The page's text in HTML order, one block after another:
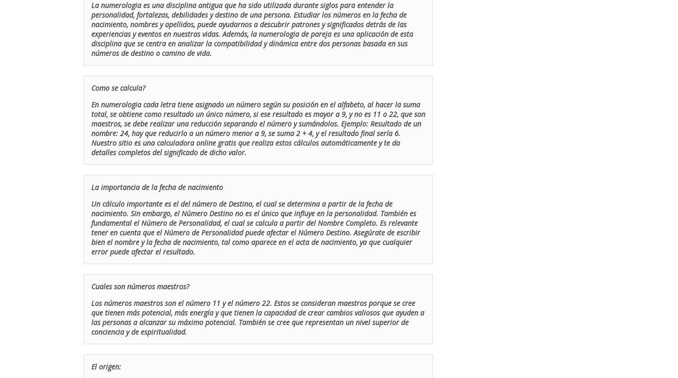
La numerologia es una disciplina antigua que ha sido utilizada durante siglos para entender la
personalidad, fortalezas, debilidades y destino de una persona. Estudiar los números en la fecha de
nacimiento, nombres y apellidos, puede ayudarnos a descubrir patrones y significados detrás de las
experiencias y eventos en nuestras vidas. Además, la numerologia de pareja es una aplicación de esta
disciplina que se centra en analizar la compatibilidad y dinámica entre dos personas basada en sus
números de destino o camino de vida.
Como se calcula?
En numerologia cada letra tiene asignado un número según su posición en el alfabeto, al hacer la suma
total, se obtiene como resultado un único número, si ese resultado es mayor a 9, y no es 11 o 22, que son
maestros, se debe realizar una reducción separando el número y sumándolos. Ejemplo: Resultado de un
nombre: 24, hay que reducirlo a un número menor a 9, se suma 2 + 4, y el resultado final sería 6.
Nuestro sitio es una calculadora online gratis que realiza estos cálculos automáticamente y te da
detalles completos del significado de dicho valor.
La importancia de la fecha de nacimiento
Un cálculo importante es el del número de Destino, el cual se determina a partir de la fecha de
nacimiento. Sin embargo, el Número Destino no es el único que influye en la personalidad. También es
fundamental el Número de Personalidad, el cual se calcula a partir del Nombre Completo. Es relevante
tener en cuenta que el Número de Personalidad puede afectar el Número Destino. Asegúrate de escribir
bien el nombre y la fecha de nacimiento, tal como aparece en el acta de nacimiento, ya que cualquier
error puede afectar el resultado.
Cuales son números maestros?
Los números maestros son el número 11 y el número 22. Estos se consideran maestros porque se cree
que tienen más potencial, más energía y que tienen la capacidad de crear cambios valiosos que ayuden a
las personas a alcanzar su máximo potencial. También se cree que representan un nivel superior de
conciencia y de espiritualidad.
El origen: